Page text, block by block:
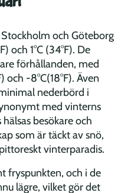
och Göteborg
och 1°C (34°F). De
förhållanden, med
och -8°C(18°F). Även
nederbörd i
med vinterns
besökare och
som är täckt av snö,
vinterparadis.
fryspunkten, och i de
lägre, vilket gör det